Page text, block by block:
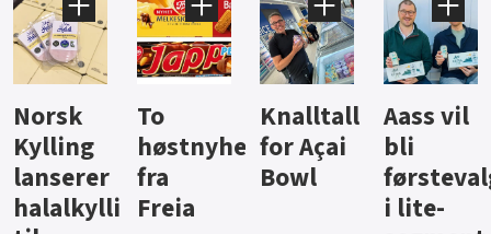
Knalltall
for Açai
Bowl
Aass vil
bli
førstevalg
i lite-
Brus og
jus fra
Berentsen
Hard
iste fra
Hansa